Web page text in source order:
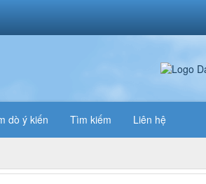
dò ý kiến Tìm kiếm Liên hệ